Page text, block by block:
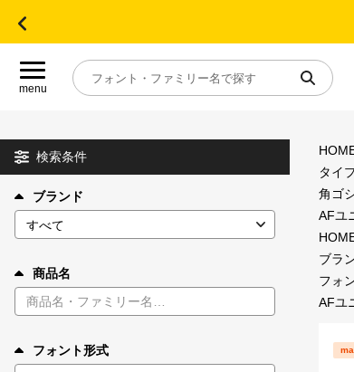
menu
目的別フォントガイド
特集
年間ライセンス商品
キャンペーン一覧
検索条件
ブランド
商品名
フォント形式
タイ
角ゴ
AFユ
ブラ
フォ
AFユ